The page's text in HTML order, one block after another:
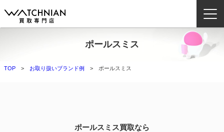
ウォッチニアン買取専門店とは？
ブランドから探す
ポールスミス
TOP お取り扱いブランド例 ポールスミス
ポールスミス買取なら